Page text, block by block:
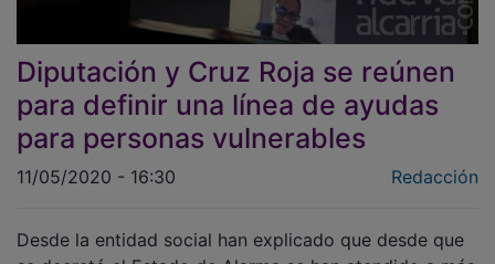
Diputación y Cruz Roja se reúnen
para definir una línea de ayudas
para personas vulnerables
11/05/2020 - 16:30
se decretó el Estado de Alarma se han atendido a más